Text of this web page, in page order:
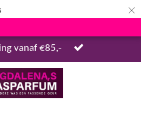
×
vanaf €85,-